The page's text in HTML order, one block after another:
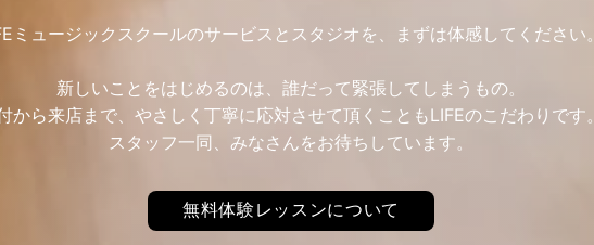
ミュージックスクールのサービスとスタジオを、まずは体感してください。
新しいことをはじめるのは、誰だって緊張してしまうもの。
から来店まで、やさしく丁寧に応対させて頂くこともLIFEのこだわりです。
スタッフ一同、みなさんをお待ちしています。
無料体験レッスンについて